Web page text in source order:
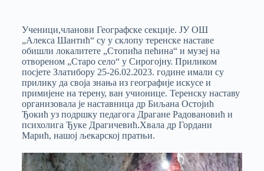
Ученици,чланови Географске секције. ЈУ ОШ
„Алекса Шантић“ су у склопу теренске наставе
обишли локалитете „Стопића пећина“ и музеј на
отвореном „Старо село“ у Сирогојну. Приликом
посјете Златибору 25-26.02.2023. године имали су
прилику да своја знања из географије искусе и
примијене на терену, ван учионице. Теренску наставу
организовала је наставница др Биљана Остојић
Ђокић уз подршку педагога Драгане Радовановић и
психолига Ђуке Драгичевић.Хвала др Гордани
Марић, нашој љекарској пратњи.